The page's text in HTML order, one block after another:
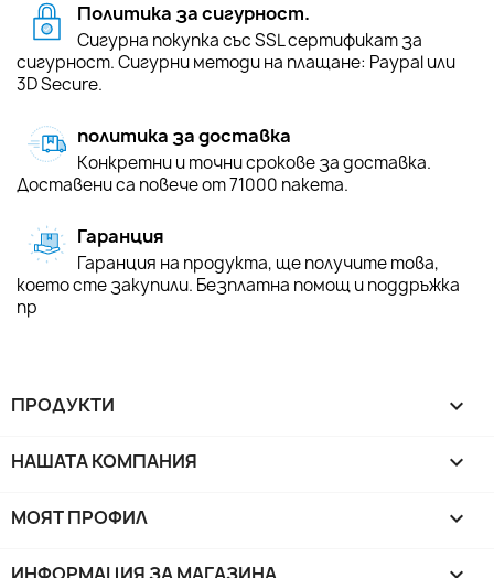
Политика за сигурност.
Сигурна покупка със SSL сертификат за
сигурност. Сигурни методи на плащане: Paypal или
3D Secure.
политика за доставка
Конкретни и точни срокове за доставка.
Доставени са повече от 71000 пакета.
Гаранция
Гаранция на продукта, ще получите това,
което сте закупили. Безплатна помощ и поддръжка
пр
ПРОДУКТИ 
НАШАТА КОМПАНИЯ 
МОЯТ ПРОФИЛ 